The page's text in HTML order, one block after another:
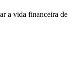
a vida financeira